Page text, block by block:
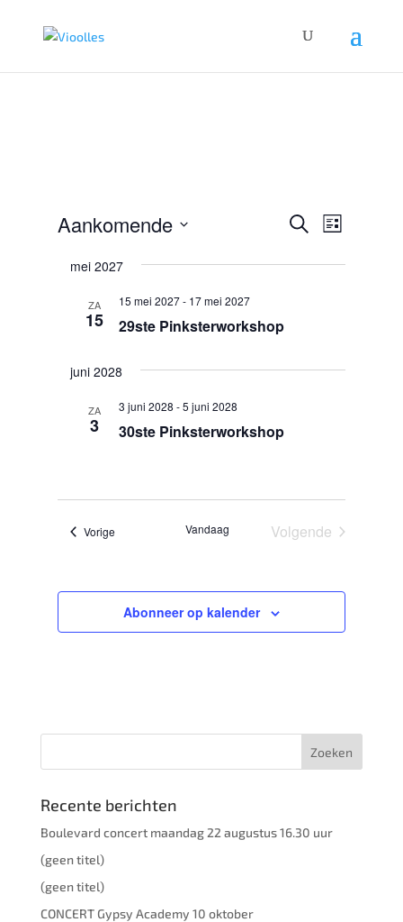
en
Zoeken
Lijst
Aankomende
eenmei 2027
ZA
15
15 mei 2027- 17 mei 2027
29ste Pinksterworkshop
juni 2028
ZA
3
3 juni 2028 -5 juni 2028
30ste Pinksterworkshop
Vorige Vandaag
Volgende
Abonneer op kalender
Recente berichten
Boulevard concert maandag 22 augustus 16.30 uur
(geen titel)
(geen titel)
CONCERT Gypsy Academy 10 oktober